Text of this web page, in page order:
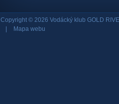
Copyright © 2026 Vodácký klub GOLD
Mapa webu